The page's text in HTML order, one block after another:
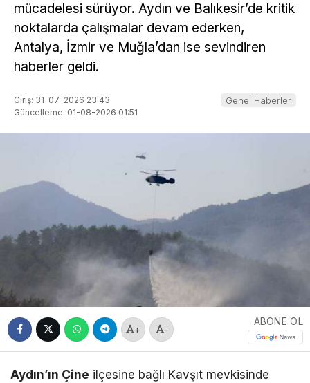
mücadelesi sürüyor. Aydın ve Balıkesir’de kritik
noktalarda çalışmalar devam ederken,
Antalya, İzmir ve Muğla’dan ise sevindiren
haberler geldi.
Giriş: 31-07-2026 23:43
Güncelleme: 01-08-2026 01:51
Genel Haberler
+ -
ABONE OL
Aydın’ın Çine ilçesine bağlı Kavşıt mevkisinde